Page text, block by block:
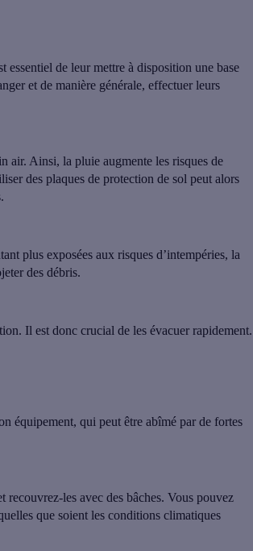
essentiel de leur mettre à disposition une base
et de manière générale, effectuer leurs
air. Ainsi, la pluie augmente les risques de
des plaques de protection de sol peut alors
plus exposées aux risques d’intempéries, la
des débris.
Il est donc crucial de les évacuer rapidement.
équipement, qui peut être abîmé par de fortes
recouvrez-les avec des bâches. Vous pouvez
que soient les conditions climatiques